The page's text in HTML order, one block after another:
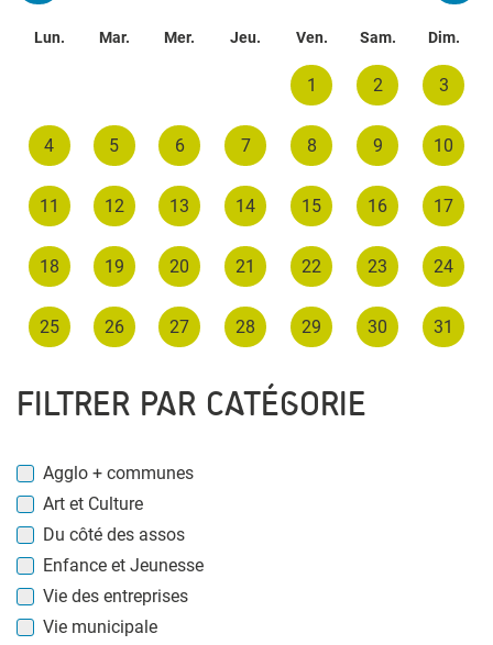
Lun. Mar. Mer. Jeu. Ven. Sam. Dim.
1 2 3
4 5 6 7 8 9 10
11 12 13 14 15 16 17
18 19 20 21 22 23 24
25 26 27 28 29 30 31
FILTRER PAR CATÉGORIE
Agglo + communes
Art et Culture
Du côté des assos
Enfance et Jeunesse
Vie des entreprises
Vie municipale